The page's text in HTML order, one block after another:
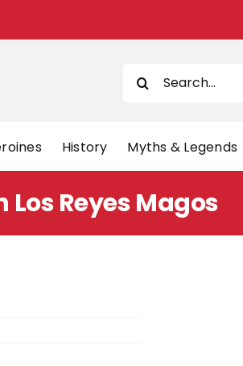
for:
History Myths & Legends
Reyes Magos